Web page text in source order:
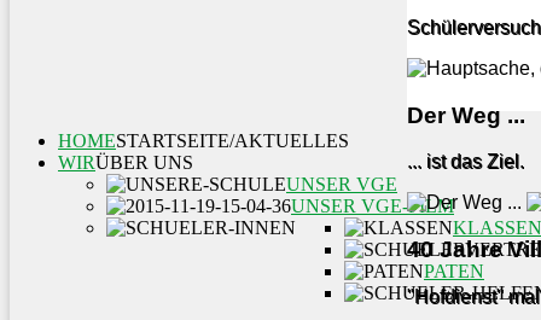
Der Weg ...
... ist das Ziel.
40 Jahre
"Hofdienst"
HOMESTARTSEITE/AKTUELLES
WIRÜBER UNS
UNSER VGE
UNSER VGE-FILM
KLASSEN
PATEN